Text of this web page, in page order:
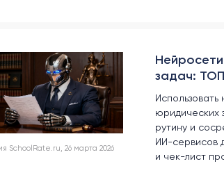
SchoolRate.ru, 26 марта 2026
задач:
юридических
рутину и
ИИ-сервисов
и чек-лист